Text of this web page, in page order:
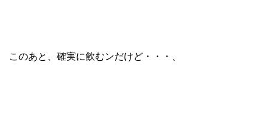
このあと、確実に飲むンだけど・・・、